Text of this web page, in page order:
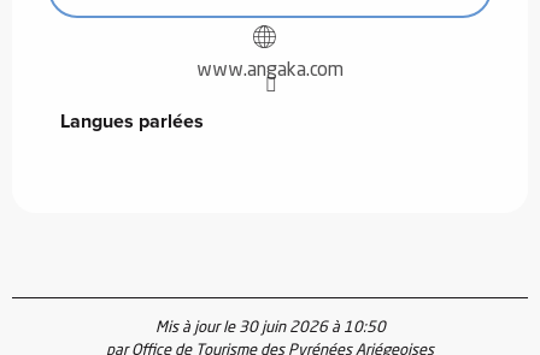
www.angaka.com
Langues parlées
Langues parlées
Mis à jour le 30 juin 2026 à 10:50
par Office de Tourisme des Pyrénées Ariégeoises